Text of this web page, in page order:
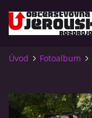
KDE NÁS NAJDETE?
Úvod Fotoalbum